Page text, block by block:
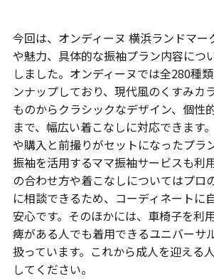
今回は、オンディーヌ 横浜ランドマー
や魅力、具体的な振袖プラン内容につ
しました。オンディーヌでは全280種
ンナップしており、現代風のくすみカ
ものからクラシックなデザイン、個性
まで、幅広い着こなしに対応できます
や購入と前撮りがセットになったプラ
振袖を活用するママ振袖サービスも利
の合わせ方や着こなしについてはプロ
に相談できるため、コーディネートに
安心です。そのほかには、車椅子を利
痺がある人でも着用できるユニバーサ
扱っています。これから成人を迎える
してください。